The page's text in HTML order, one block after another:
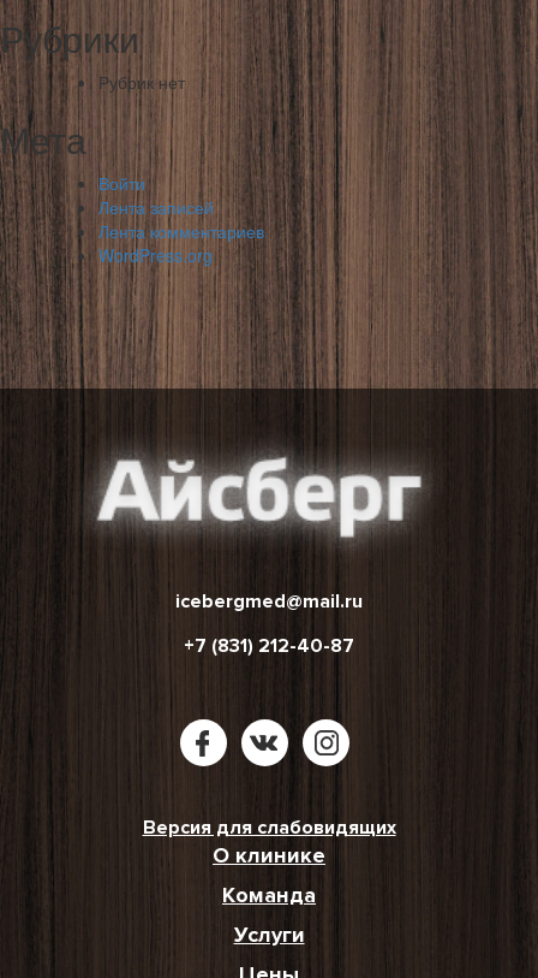
Рубрики
Рубрик нет
Мета
Войти
Лента записей
Лента комментариев
WordPress.org
icebergmed@mail.ru
+7 (831) 212-40-87
Версия для слабовидящих
О клинике
Команда
Услуги